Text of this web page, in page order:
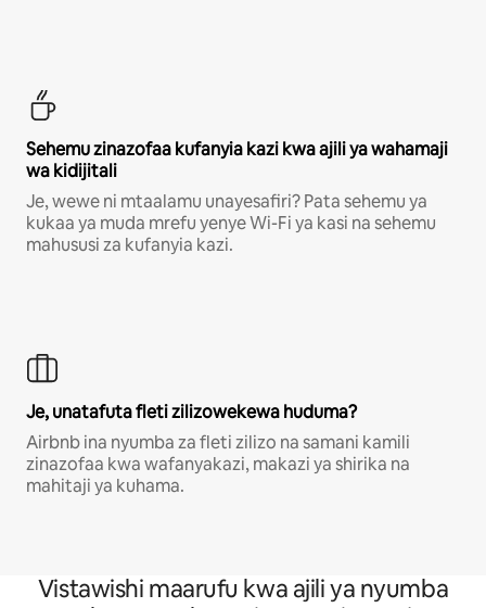
Sehemu zinazofaa kufanyia kazi kwa ajili ya wahamaji
wa kidijitali
Je, wewe ni mtaalamu unayesafiri? Pata sehemu ya
kukaa ya muda mrefu yenye Wi-Fi ya kasi na sehemu
mahususi za kufanyia kazi.
Je, unatafuta fleti zilizowekewa huduma?
Airbnb ina nyumba za fleti zilizo na samani kamili
zinazofaa kwa wafanyakazi, makazi ya shirika na
mahitaji ya kuhama.
Vistawishi maarufu kwa ajili ya nyumba